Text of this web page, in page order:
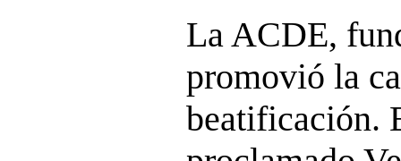
La ACDE,
promovió la
beatificación.